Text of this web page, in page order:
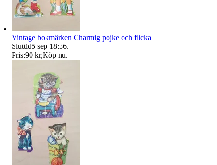
Vintage bokmärken Charmig pojke och flicka
Sluttid5 sep 18:36.
Pris:90 kr,Köp nu.